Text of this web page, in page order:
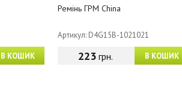
В КОШИК
Ремінь ГРМ China
Артикул: D4G15B-1021021
В КОШИК
223грн.